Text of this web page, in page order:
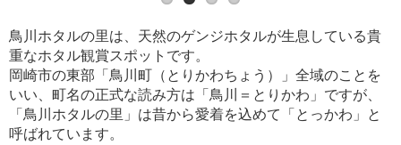
鳥川ホタルの里は、天然のゲンジホタルが生息している貴
重なホタル観賞スポットです。
岡崎市の東部「鳥川町（とりかわちょう）」全域のことを
いい、町名の正式な読み方は「鳥川＝とりかわ」ですが、
「鳥川ホタルの里」は昔から愛着を込めて「とっかわ」と
呼ばれています。